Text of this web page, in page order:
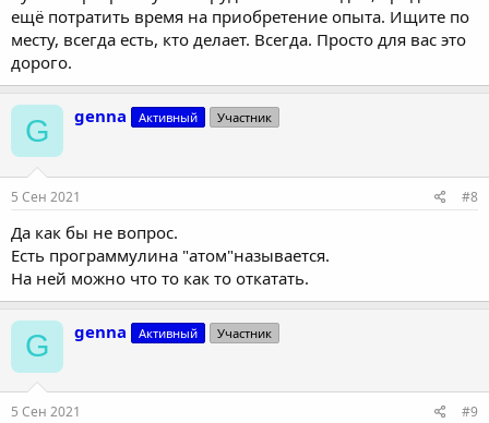
ещё потратить время на приобретение опыта. Ищите по
месту, всегда есть, кто делает. Всегда. Просто для вас это
дорого.
G genna Активный Участник
5 Сен 2021 #8
Да как бы не вопрос.
Есть программулина "атом"называется.
На ней можно что то как то откатать.
G genna Активный Участник
5 Сен 2021 #9